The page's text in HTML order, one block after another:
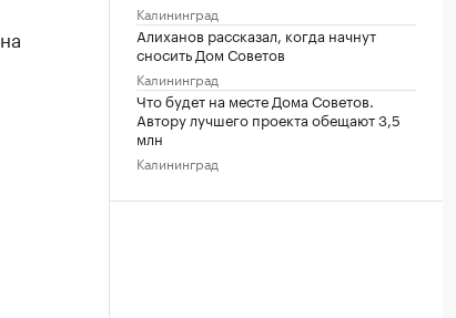
Калининград
Алиханов рассказал, когда начнут
сносить Дом Советов
Калининград
Что будет на месте Дома Советов.
Автору лучшего проекта обещают 3,5
млн
Калининград